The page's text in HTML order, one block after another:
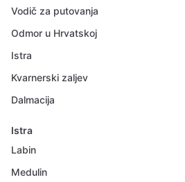
Vodič za putovanja
Odmor u Hrvatskoj
Istra
Kvarnerski zaljev
Dalmacija
Istra
Labin
Medulin